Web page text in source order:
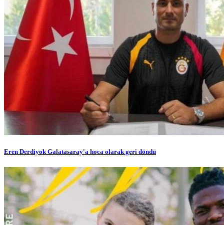
Eren Derdiyok Galatasaray'a hoca olarak geri döndü